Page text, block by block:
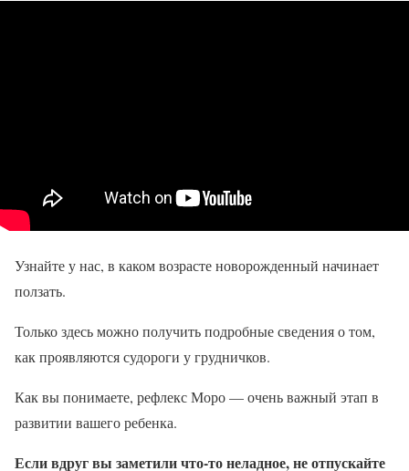
Узнайте у нас, в каком возрасте новорожденный начинает
ползать.
Только здесь можно получить подробные сведения о том,
как проявляются судороги у грудничков.
Как вы понимаете, рефлекс Моро — очень важный этап в
развитии вашего ребенка.
Если вдруг вы заметили что-то неладное, не отпускайте